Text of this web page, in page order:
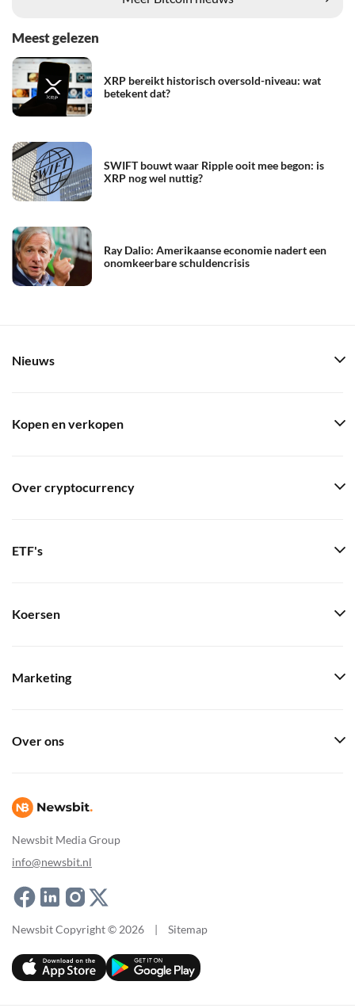
Meest gelezen
XRP bereikt historisch oversold-niveau: wat
betekent dat?
SWIFT bouwt waar Ripple ooit mee begon: is
XRP nog wel nuttig?
Ray Dalio: Amerikaanse economie nadert een
onomkeerbare schuldencrisis
Newsbit Media Group
info@newsbit.nl
Nieuws
Kopen en verkopen
Over cryptocurrency
ETF's
Koersen
Marketing
Over ons
Newsbit Copyright © 2026 | Sitemap